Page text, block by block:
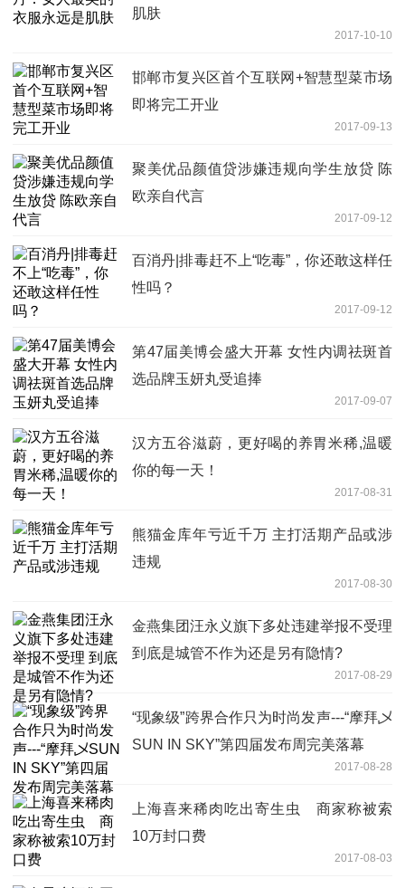
肌肤
2017-10-10
邯郸市复兴区首个互联网+智慧型菜市场
即将完工开业
2017-09-13
聚美优品颜值贷涉嫌违规向学生放贷 陈
欧亲自代言
2017-09-12
百消丹|排毒赶不上“吃毒”，你还敢这样任
性吗？
2017-09-12
第47届美博会盛大开幕 女性内调祛斑首
选品牌玉妍丸受追捧
2017-09-07
汉方五谷滋蔚，更好喝的养胃米稀,温暖
你的每一天！
2017-08-31
熊猫金库年亏近千万 主打活期产品或涉
违规
2017-08-30
金燕集团汪永义旗下多处违建举报不受理
到底是城管不作为还是另有隐情?
2017-08-29
“现象级”跨界合作只为时尚发声---“摩拜乄
SUN IN SKY”第四届发布周完美落幕
2017-08-28
上海喜来稀肉吃出寄生虫 商家称被索
10万封口费
2017-08-03